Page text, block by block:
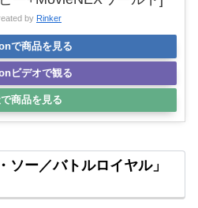
by Rinker
で商品を見る
ビデオで観る
商品を見る
ー／バトルロイヤル」